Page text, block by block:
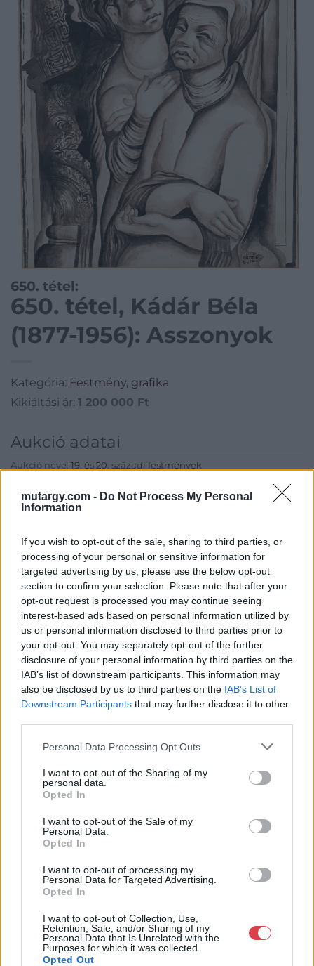
mutargy.com - Do Not Process My Personal
Information
If you wish to opt-out of the sale, sharing to third parties, or
processing of your personal or sensitive information for
targeted advertising by us, please use the below opt-out
section to confirm your selection. Please note that after your
opt-out request is processed you may continue seeing
interest-based ads based on personal information utilized by
us or personal information disclosed to third parties prior to
your opt-out. You may separately opt-out of the further
disclosure of your personal information by third parties on the
IAB’s list of downstream participants. This information may
also be disclosed by us to third parties on the IAB’s List of
Downstream Participants that may further disclose it to other
Personal Data Processing Opt Outs
I want to opt-out of the Sharing of my
personal data.
Opted In
I want to opt-out of the Sale of my
Personal Data.
Opted In
I want to opt-out of processing my
Personal Data for Targeted Advertising.
Opted In
I want to opt-out of Collection, Use,
Retention, Sale, and/or Sharing of my
Personal Data that Is Unrelated with the
Purposes for which it was collected.
Opted Out
650. tétel:
650. tétel, Kádár Béla
(1877-1956): Asszonyok
Kategória: Festmény, grafika
Kikiáltási ár: 1 200 000 Ft
Aukció adatai
Aukció neve: 19. és 20. századi festmények
Aukció ideje: 17:00
Tételszám: 650
Eladó adatai
Eladó:Nagyházi Galéria és
Aukciósház
Cím: Müller Márta
Nagyházi Galéria és Aukciósház
Kft.
1055 Budapest, Balaton utca 8.
http://www.nagyhazi.hu
Bemutatkozás: Magas színvonalú festmények és műtárgyak,
néprajzi tárgyak értékesítése és aukcionálása. Hagyatékok és
gyűjtemények árverezése. Ingyenes értékbecslés. Árveréseinkre
a tárgyfelvétel folyamatos.
GALÉRIA TOVÁBBI MŰTÁRGYAI